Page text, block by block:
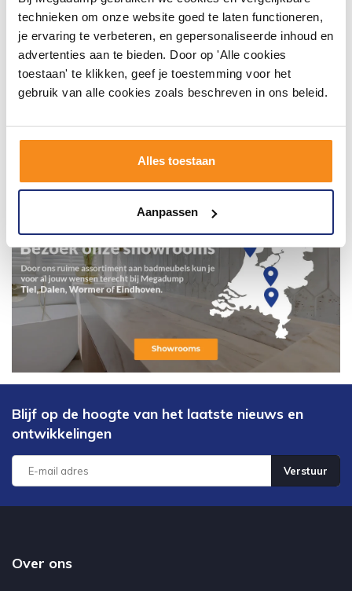
technieken om onze website goed te laten functioneren,
je ervaring te verbeteren, en gepersonaliseerde inhoud en
advertenties aan te bieden. Door op 'Alle cookies
toestaan' te klikken, geef je toestemming voor het
gebruik van alle cookies zoals beschreven in ons beleid.
Alles toestaan
Aanpassen
Blijf op de hoogte van het laatste nieuws en
ontwikkelingen
Verstuur
Over ons